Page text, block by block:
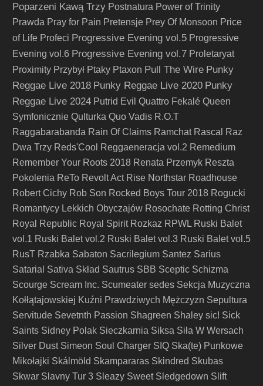
Poparzeni Kawą Trzy Postnatura Power of Trinity
Prawda Pray for Pain Pretensje Prey Of Monsoon Price
of Life Profeci Progressive Evening vol.5 Progressive
Evening vol.6 Progressive Evening vol.7 Proletaryat
Proximity Przybył Ptaky Ptaxon Pull The Wire Punky
Reggae Live 2018 Punky Reggae Live 2020 Punky
Reggae Live 2024 Putrid Evil Quattro Fekalé Queen
Symfonicznie Qulturka Quo Vadis R.O.T
Raggabarabanda Rain Of Claims Ramchat Rascal
Raz
Dwa Trzy Reds'Cool Reggaeneracja vol.2 Remedium
Remember Your Roots 2018 Renata Przemyk Reszta
Pokolenia ReTo Revolt Act Rise Northstar Roadhouse
Robert Cichy Rob Son Rocked Boys Tour 2018 Rogucki
Romantycy Lekkich Obyczajów Rosochate Rotting Christ
Royal Republic Royal Spirit Rozkaz RPWL Ruski Balet
vol.1 Ruski Balet vol.2 Ruski Balet vol.3 Ruski Balet vol.5
RusT Rzabka Sabaton Sacrilegium Santez Sarius
Satarial Sativa Skład Sautrus SBB Sceptic Schizma
Scourge Scream Inc. Scumeater sedes Sekcja Muzyczna
Kołłątajowskiej Kuźni Prawdziwych Mężczyzn Sepultura
Servitude Sevetnth Passion Shagreen Shaley sic! Sick
Saints Sidney Polak Sieczkarnia Siksa Siła W Wersach
Silver Dust Simeon Soul Charger SIQ Ska(te) Punkowe
Mikołajki Skálmöld Skampararas Skindred Skubas
Skwar Slavny Tur 3 Sleazy Sweet Sledgedown Slift